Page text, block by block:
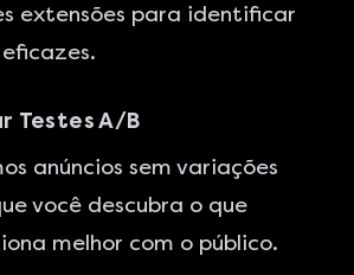
extensões para identificar
Testes A/B
anúncios sem variações
você descubra o que
melhor com o público.